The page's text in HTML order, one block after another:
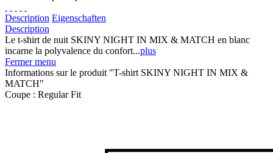
Description Eigenschaften
Description
Le t-shirt de nuit SKINY NIGHT IN MIX & MATCH en blanc
incarne la polyvalence du confort...plus
Fermer menu
Informations sur le produit "T-shirt SKINY NIGHT IN MIX &
MATCH"
Coupe : Regular Fit